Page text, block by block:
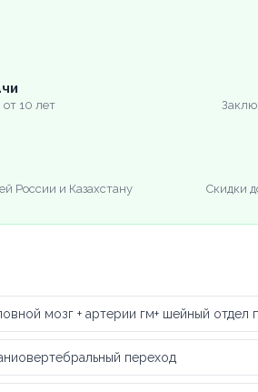
10 лет
России и Казахстану Скидки
мозг + артерии гм+ шейный отдел
переход